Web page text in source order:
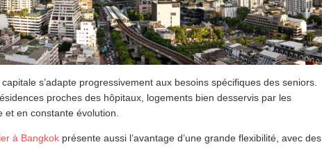
s’adapte progressivement aux besoins spécifiques des seniors.
proches des hôpitaux, logements bien desservis par les
et en constante évolution.
à Bangkok présente aussi l’avantage d’une grande flexibilité, avec des